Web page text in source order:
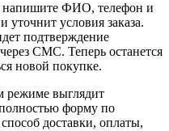
напишите ФИО, телефон и
условия заказа.
подтверждение
СМС. Теперь останется
новой покупке.
режиме выглядит
форму по
доставки, оплаты,